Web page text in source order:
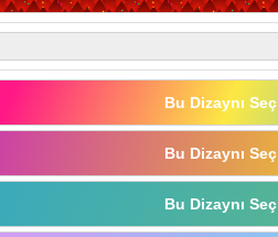
Bu Dizaynı Seç
Bu Dizaynı Seç
Bu Dizaynı Seç